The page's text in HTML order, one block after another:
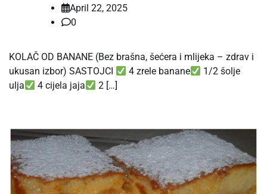
April 22, 2025
0
KOLAČ OD BANANE (Bez brašna, šećera i mlijeka – zdrav i
ukusan izbor) SASTOJCI
4 zrele banane
1/2 šolje
ulja
4 cijela jaja 2 […]